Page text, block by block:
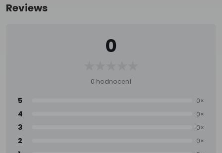
Reviews
0
0 hodnocení
5 0×
4 0×
3 0×
2 0×